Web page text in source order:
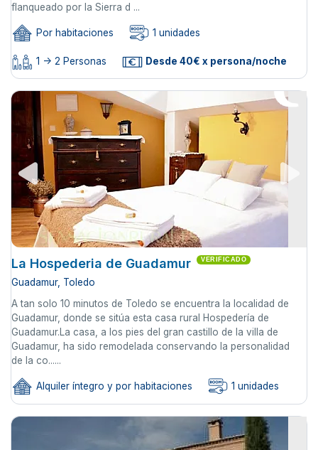
flanqueado por la Sierra d ...
Por habitaciones 1 unidades
1 -> 2 Personas Desde 40€ x persona/noche
La Hospederia de Guadamur VERIFICADO
Guadamur, Toledo
A tan solo 10 minutos de Toledo se encuentra la localidad de
Guadamur, donde se sitúa esta casa rural Hospedería de
Guadamur.La casa, a los pies del gran castillo de la villa de
Guadamur, ha sido remodelada conservando la personalidad
de la co......
Alquiler íntegro y por habitaciones 1 unidades